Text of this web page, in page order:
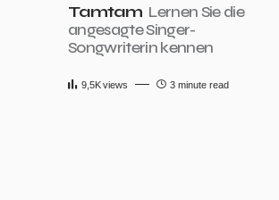
Tamtam Lernen Sie die
angesagte Singer-
Songwriterin kennen
9,5Kviews 3 minute read